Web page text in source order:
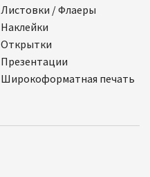
Листовки / Флаеры
Наклейки
Открытки
Презентации
Широкоформатная печать